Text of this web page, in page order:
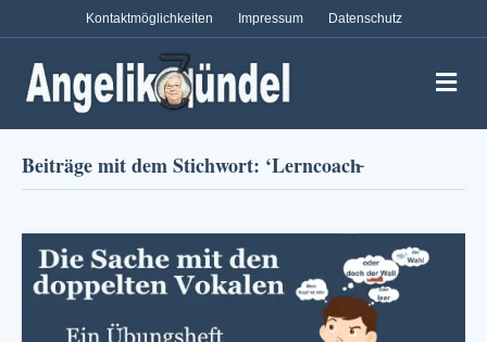
Kontaktmöglichkeiten Impressum Datenschutz
Beiträge mit dem Stichwort: ‘Lerncoach̵